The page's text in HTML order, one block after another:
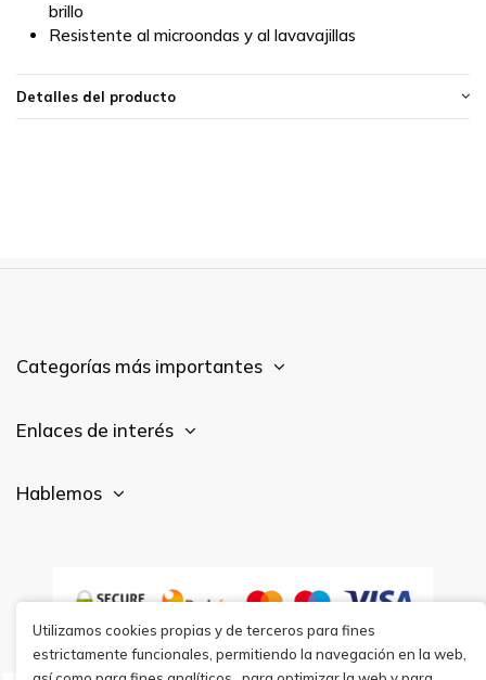
brillo
Resistente al microondas y al lavavajillas
Detalles del producto
Categorías más importantes
Enlaces de interés
Hablemos
Utilizamos cookies propias y de terceros para fines
estrictamente funcionales, permitiendo la navegación en la web,